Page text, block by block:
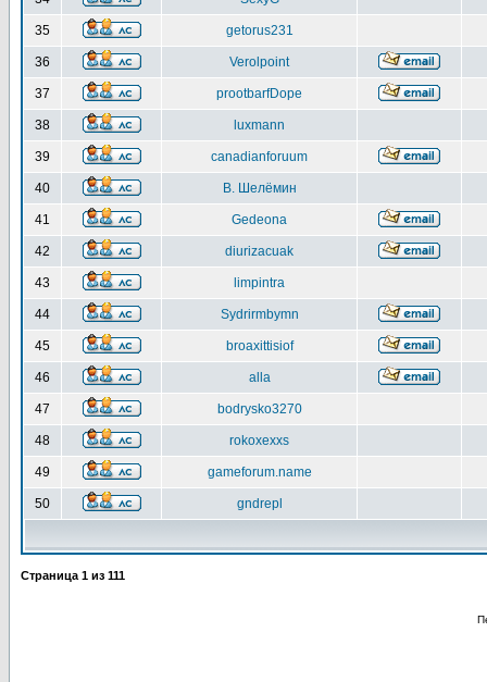
35 getorus231
36 Verolpoint
37 prootbarfDope
38 luxmann
39 canadianforuum
40 В. Шелёмин
41 Gedeona
42 diurizacuak
43 limpintra
44 Sydrirmbymn
45 broaxittisiof
46 alla
47 bodrysko3270
48 rokoxexxs
49 gameforum.name
50 gndrepl
Страница 1 из 111